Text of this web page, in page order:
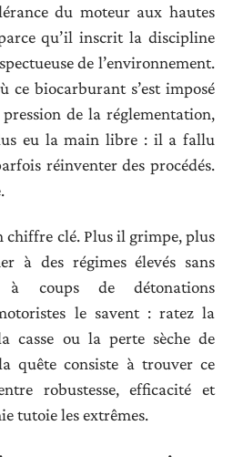
du moteur aux hautes
qu’il inscrit la discipline
de l’environnement.
biocarburant s’est imposé
de la réglementation,
eu la main libre : il a fallu
réinventer des procédés.
chiffre clé. Plus il grimpe, plus
à des régimes élevés sans
à coups de détonations
le savent : ratez la
casse ou la perte sèche de
quête consiste à trouver ce
robustesse, efficacité et
tutoie les extrêmes.